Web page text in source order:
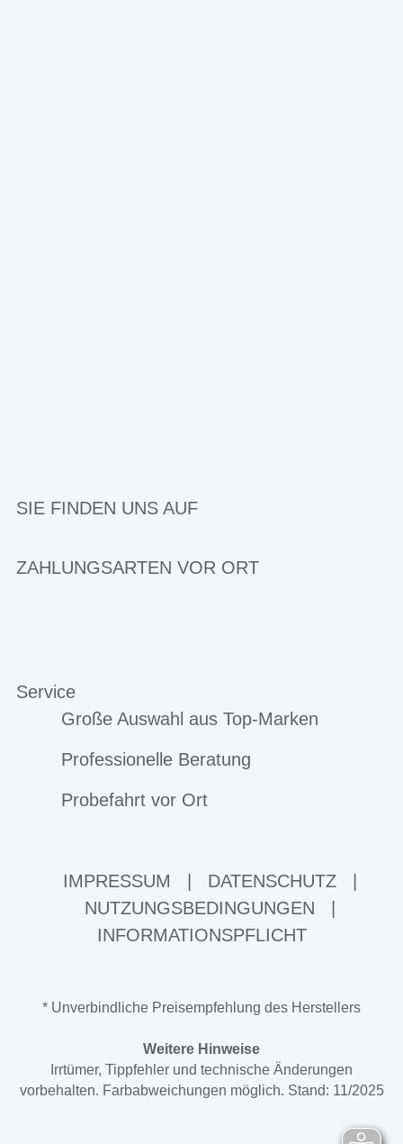
SIE FINDEN UNS AUF
ZAHLUNGSARTEN VOR ORT
Service
Große Auswahl aus Top-Marken
Professionelle Beratung
Probefahrt vor Ort
IMPRESSUM DATENSCHUTZ
NUTZUNGSBEDINGUNGEN
INFORMATIONSPFLICHT
* Unverbindliche Preisempfehlung des Herstellers
Weitere Hinweise
Irrtümer, Tippfehler und technische Änderungen
vorbehalten. Farbabweichungen möglich. Stand: 11/2025